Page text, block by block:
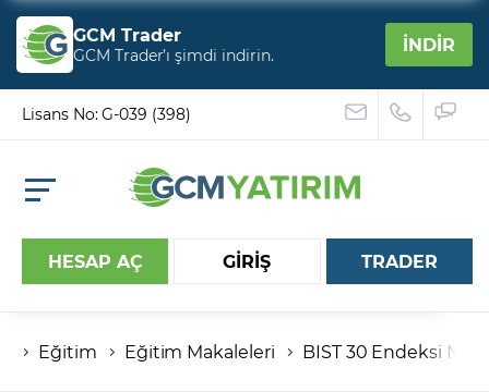
GCM Trader
GCM Trader’ı şimdi indirin. İNDİR
Lisans No: G-039 (398)
HESAP AÇ GİRİŞ
Hesap numaranız
TRADER
Eğitim Eğitim Makaleleri BIST 30 Endeksi